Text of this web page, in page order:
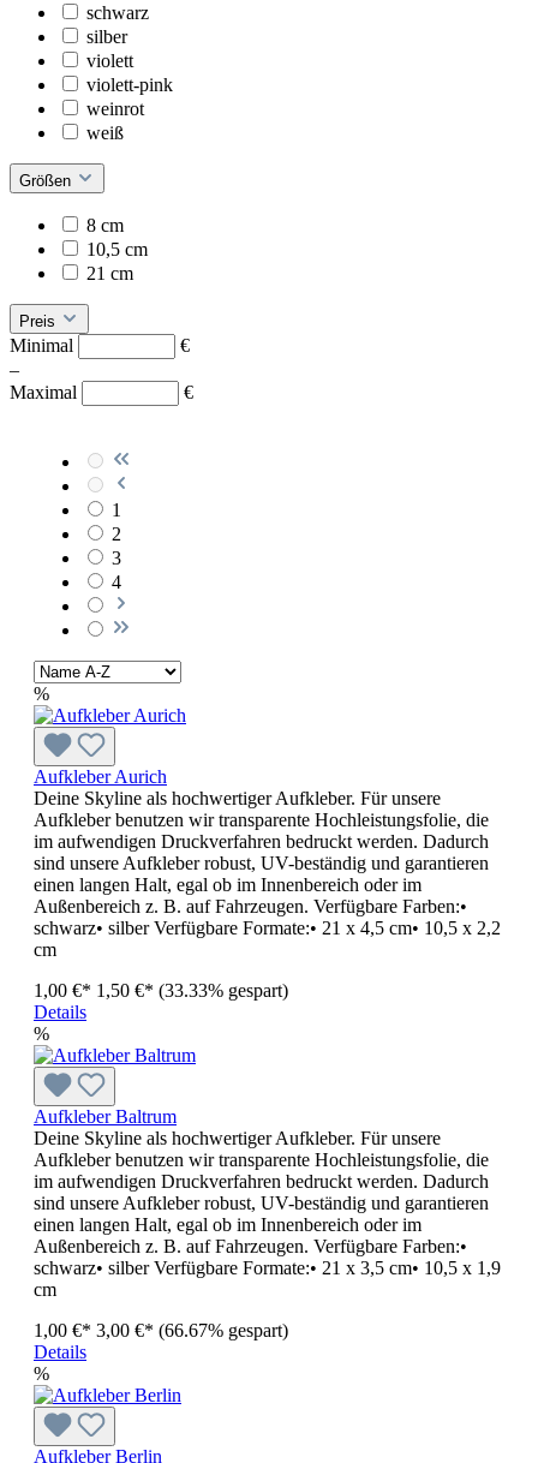
schwarz
silber
violett
violett-pink
weinrot
weiß
Größen
8 cm
10,5 cm
21 cm
Preis
Minimal
€
–
Maximal
€
1
2
3
4
%
Aufkleber Aurich
Deine Skyline als hochwertiger Aufkleber. Für unsere
Aufkleber benutzen wir transparente Hochleistungsfolie, die
im aufwendigen Druckverfahren bedruckt werden. Dadurch
sind unsere Aufkleber robust, UV-beständig und garantieren
einen langen Halt, egal ob im Innenbereich oder im
Außenbereich z. B. auf Fahrzeugen. Verfügbare Farben:•
schwarz• silber Verfügbare Formate:• 21 x 4,5 cm• 10,5 x 2,2
cm
1,00 €* 1,50 €* (33.33% gespart)
Details
%
Aufkleber Baltrum
Deine Skyline als hochwertiger Aufkleber. Für unsere
Aufkleber benutzen wir transparente Hochleistungsfolie, die
im aufwendigen Druckverfahren bedruckt werden. Dadurch
sind unsere Aufkleber robust, UV-beständig und garantieren
einen langen Halt, egal ob im Innenbereich oder im
Außenbereich z. B. auf Fahrzeugen. Verfügbare Farben:•
schwarz• silber Verfügbare Formate:• 21 x 3,5 cm• 10,5 x 1,9
cm
1,00 €* 3,00 €* (66.67% gespart)
Details
%
Aufkleber Berlin